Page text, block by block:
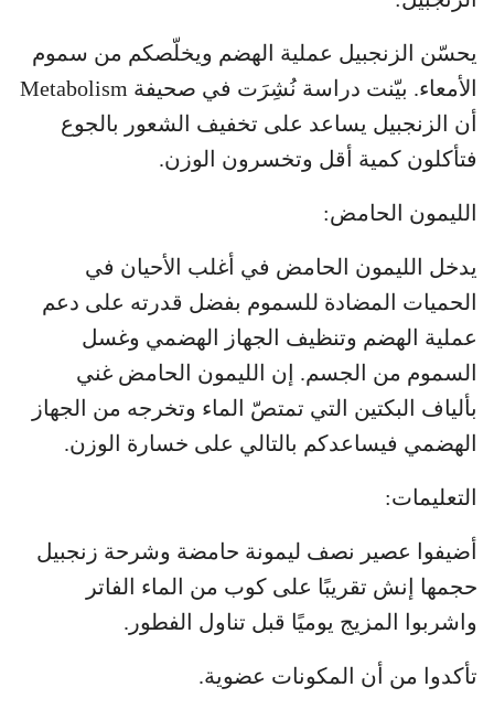
يحسّن الزنجبيل عملية الهضم ويخلّصكم من سموم
الأمعاء. بيّنت دراسة نُشِرَت في صحيفة Metabolism
أن الزنجبيل يساعد على تخفيف الشعور بالجوع
فتأكلون كمية أقل وتخسرون الوزن.
الليمون الحامض:
يدخل الليمون الحامض في أغلب الأحيان في
الحميات المضادة للسموم بفضل قدرته على دعم
عملية الهضم وتنظيف الجهاز الهضمي وغسل
السموم من الجسم. إن الليمون الحامض غني
بألياف البكتين التي تمتصّ الماء وتخرجه من الجهاز
الهضمي فيساعدكم بالتالي على خسارة الوزن.
التعليمات:
أضيفوا عصير نصف ليمونة حامضة وشرحة زنجبيل
حجمها إنش تقريبًا على كوب من الماء الفاتر
واشربوا المزيج يوميًا قبل تناول الفطور.
تأكدوا من أن المكونات عضوية.